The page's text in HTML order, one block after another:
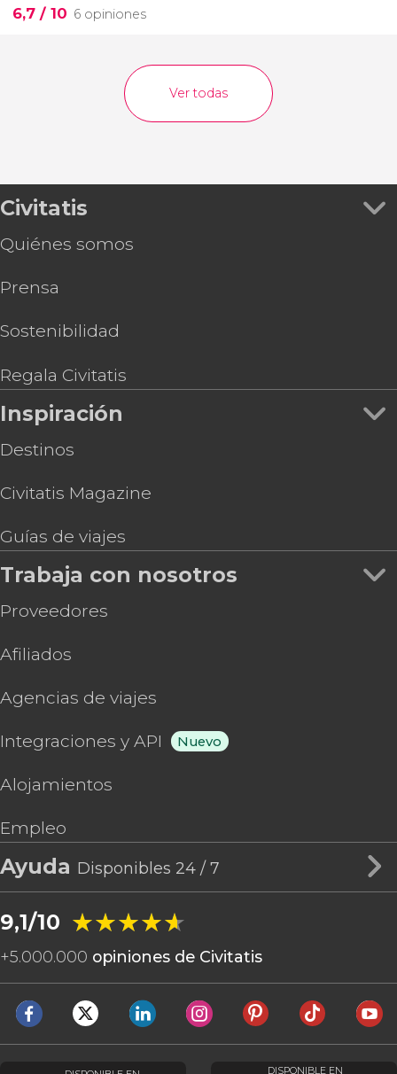
6,7 / 10 6 opiniones
Ver todas
Civitatis
Quiénes somos
Prensa
Sostenibilidad
Regala Civitatis
Inspiración
Destinos
Civitatis Magazine
Guías de viajes
Trabaja con nosotros
Proveedores
Afiliados
Agencias de viajes
Integraciones y API Nuevo
Alojamientos
Empleo
Ayuda Disponibles 24 / 7
9,1/10 ★★★★★
★★★★★
+5.000.000 opiniones de Civitatis
DISPONIBLE EN